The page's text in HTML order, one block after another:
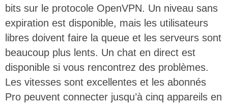
bits sur le protocole OpenVPN. Un niveau sans
expiration est disponible, mais les utilisateurs
libres doivent faire la queue et les serveurs sont
beaucoup plus lents. Un chat en direct est
disponible si vous rencontrez des problèmes.
Les vitesses sont excellentes et les abonnés
Pro peuvent connecter jusqu’à cinq appareils en